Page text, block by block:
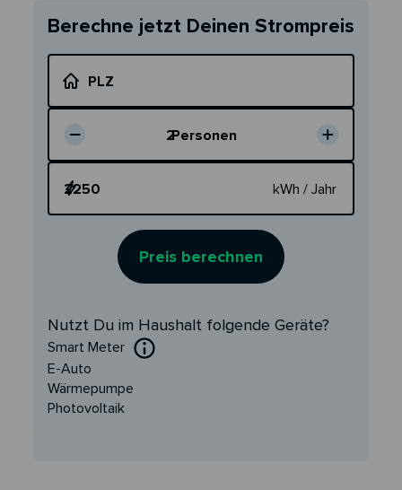
Berechne jetzt Deinen Strompreis
PLZ
2Personen
kWh / Jahr
Nutzt Du im Haushalt folgende Geräte?
Smart Meter
E-Auto
Wärmepumpe
Photovoltaik
Preis berechnen